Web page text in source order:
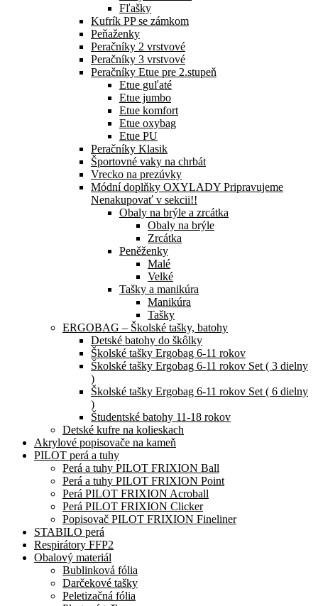
Fľašky
Kufrík PP se zámkom
Peňaženky
Peračníky 2 vrstvové
Peračníky 3 vrstvové
Peračníky Etue pre 2.stupeň
Etue guľaté
Etue jumbo
Etue komfort
Etue oxybag
Etue PU
Peračníky Klasik
Športovné vaky na chrbát
Vrecko na prezúvky
Módní doplňky OXYLADY Pripravujeme
Nenakupovať v sekcii!!
Obaly na brýle a zrcátka
Obaly na brýle
Zrcátka
Peněženky
Malé
Velké
Tašky a manikúra
Manikúra
Tašky
ERGOBAG – Školské tašky, batohy
Detské batohy do škôlky
Školské tašky Ergobag 6-11 rokov
Školské tašky Ergobag 6-11 rokov Set ( 3 dielny
)
Školské tašky Ergobag 6-11 rokov Set ( 6 dielny
)
Študentské batohy 11-18 rokov
Detské kufre na kolieskach
Akrylové popisovače na kameň
PILOT perá a tuhy
Perá a tuhy PILOT FRIXION Ball
Perá a tuhy PILOT FRIXION Point
Perá PILOT FRIXION Acroball
Perá PILOT FRIXION Clicker
Popisovač PILOT FRIXION Fineliner
STABILO perá
Respirátory FFP2
Obalový materiál
Bublinková fólia
Darčekové tašky
Peletizačná fólia